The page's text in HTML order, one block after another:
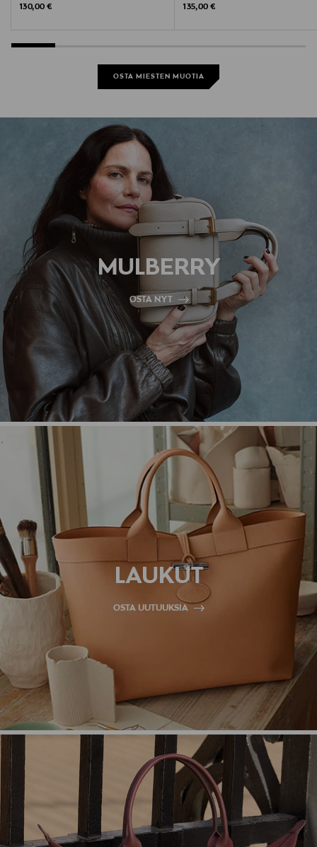
Original Price
130,00 €
Original Price
135,00 €
OSTA MIESTEN MUOTIA
MULBERRY
OSTA NYT
LAUKUT
OSTA UUTUUKSIA